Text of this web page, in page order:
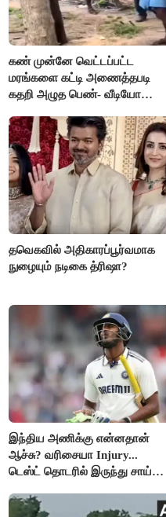
கண் முன்னே வெட்டப்பட்ட
மரங்களை கட்டி அணைத்தபடி
கதறி அழுத பெண்- வீடியோ
தவெகவில் அதிகாரப்பூர்வமாக
நுழையும் நடிகை த்ரிஷா?
இந்திய அணிக்கு என்னதான்
ஆச்சு? வரிசையா Injury...
டெஸ்ட் தொடரில் இருந்து சாய்